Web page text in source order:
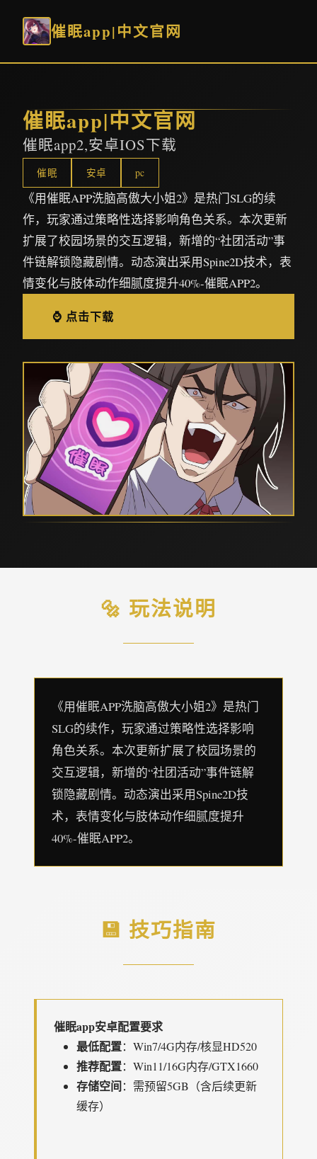
催眠app|中文官网
催眠app|中文官网
催眠app2,安卓IOS下载
催眠 安卓 pc
《用催眠APP洗脑高傲大小姐2》是热门SLG的续
作，玩家通过策略性选择影响角色关系。本次更新
扩展了校园场景的交互逻辑，新增的“社团活动”事
件链解锁隐藏剧情。动态演出采用Spine2D技术，表
情变化与肢体动作细腻度提升40%-催眠APP2。
⌚ 点击下载
🔩 玩法说明
《用催眠APP洗脑高傲大小姐2》是热门
SLG的续作，玩家通过策略性选择影响
角色关系。本次更新扩展了校园场景的
交互逻辑，新增的“社团活动”事件链解
锁隐藏剧情。动态演出采用Spine2D技
术，表情变化与肢体动作细腻度提升
40%-催眠APP2。
💾 技巧指南
催眠app安卓配置要求
​最低配置​​：Win7/4G内存/核显HD520
​推荐配置​​：Win11/16G内存/GTX1660
​存储空间​​：需预留5GB（含后续更新
缓存）